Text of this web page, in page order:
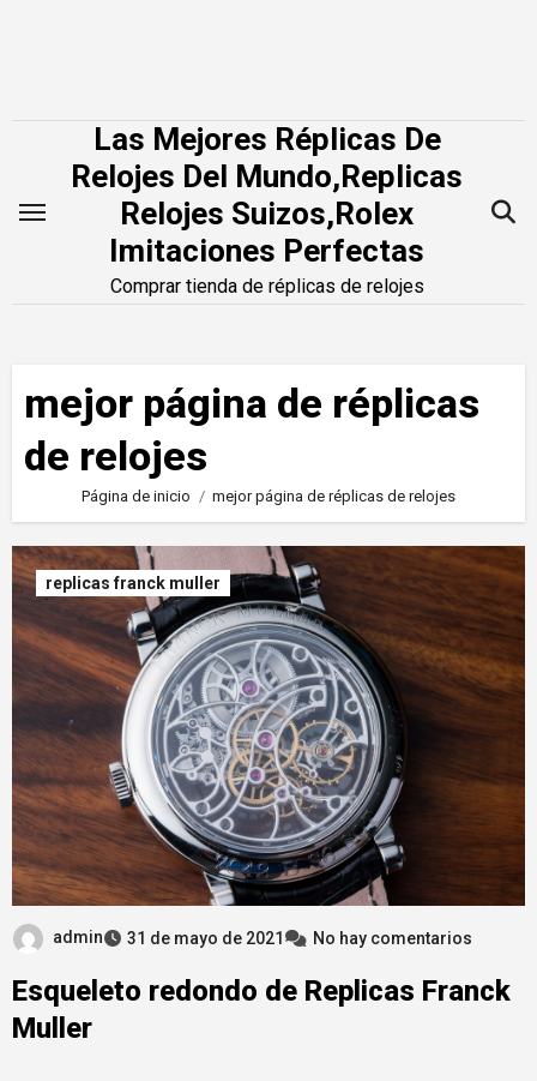
Las Mejores Réplicas De
Relojes Del Mundo,Replicas
Relojes Suizos,Rolex
Imitaciones Perfectas
Comprar tienda de réplicas de relojes
mejor página de réplicas
de relojes
Página de inicio mejor página de réplicas de relojes
replicas franck muller
admin 31 de mayo de 2021 No hay comentarios
Esqueleto redondo de Replicas Franck
Muller